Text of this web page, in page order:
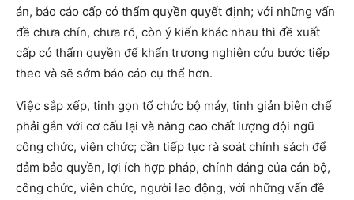
án, báo cáo cấp có thẩm quyền quyết định; với những vấn
đề chưa chín, chưa rõ, còn ý kiến khác nhau thì đề xuất
cấp có thẩm quyền để khẩn trương nghiên cứu bước tiếp
theo và sẽ sớm báo cáo cụ thể hơn.
Việc sắp xếp, tinh gọn tổ chức bộ máy, tinh giản biên chế
phải gắn với cơ cấu lại và nâng cao chất lượng đội ngũ
công chức, viên chức; cần tiếp tục rà soát chính sách để
đảm bảo quyền, lợi ích hợp pháp, chính đáng của cán bộ,
công chức, viên chức, người lao động, với những vấn đề